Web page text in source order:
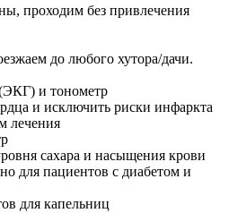
проходим без привлечения
до любого хутора/дачи.
и тонометр
и исключить риски инфаркта
лечения
сахара и насыщения крови
для пациентов с диабетом и
для капельниц